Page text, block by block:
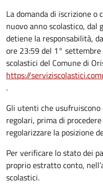
La domanda di iscrizione o
nuovo anno scolastico, dal
detiene la responsabilità,
ore 23:59 del 1°
scolastici del Comune di
https://
.
Gli utenti che
regolari, prima di
regolarizzare la posizione
Per verificare lo stato dei
proprio estratto conto,
scolastici.